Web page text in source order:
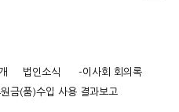
법인소식
-이사회 회의록
금(품)수입 사용 결과보고